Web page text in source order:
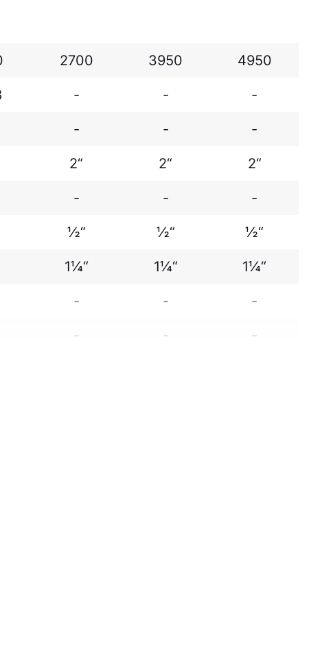
2700 3950 4950
- - -
- - -
2“ 2“ 2“
- - -
½“ ½“ ½“
1¼“ 1¼“ 1¼“
- - -
- - -